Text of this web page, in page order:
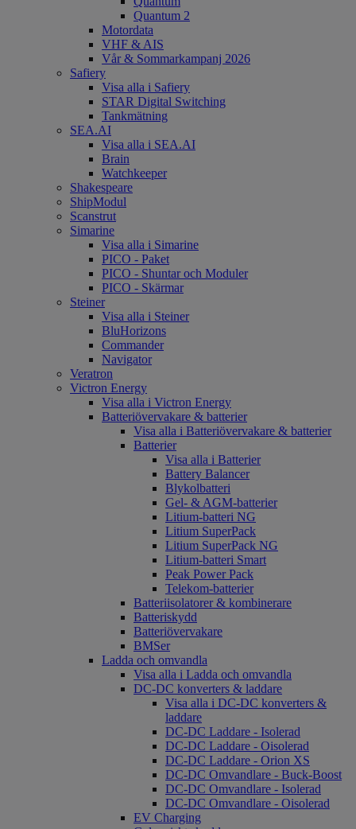
Quantum 2
Motordata
VHF & AIS
Vår & Sommarkampanj 2026
Safiery
Visa alla i Safiery
STAR Digital Switching
Tankmätning
SEA.AI
Visa alla i SEA.AI
Brain
Watchkeeper
Shakespeare
ShipModul
Scanstrut
Simarine
Visa alla i Simarine
PICO - Paket
PICO - Shuntar och Moduler
PICO - Skärmar
Steiner
Visa alla i Steiner
BluHorizons
Commander
Navigator
Veratron
Victron Energy
Visa alla i Victron Energy
Batteriövervakare & batterier
Visa alla i Batteriövervakare & batterier
Batterier
Visa alla i Batterier
Battery Balancer
Blykolbatteri
Gel- & AGM-batterier
Litium-batteri NG
Litium SuperPack
Litium SuperPack NG
Litium-batteri Smart
Peak Power Pack
Telekom-batterier
Batteriisolatorer & kombinerare
Batteriskydd
Batteriövervakare
BMSer
Ladda och omvandla
Visa alla i Ladda och omvandla
DC-DC konverters & laddare
Visa alla i DC-DC konverters &
laddare
DC-DC Laddare - Isolerad
DC-DC Laddare - Oisolerad
DC-DC Laddare - Orion XS
DC-DC Omvandlare - Buck-Boost
DC-DC Omvandlare - Isolerad
DC-DC Omvandlare - Oisolerad
EV Charging